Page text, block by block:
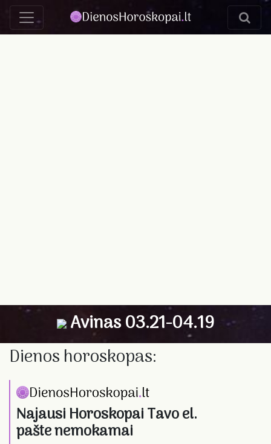
Avinas 03.21-04.19
Dienos horoskopas:
Najausi Horoskopai Tavo el.
pašte nemokamai